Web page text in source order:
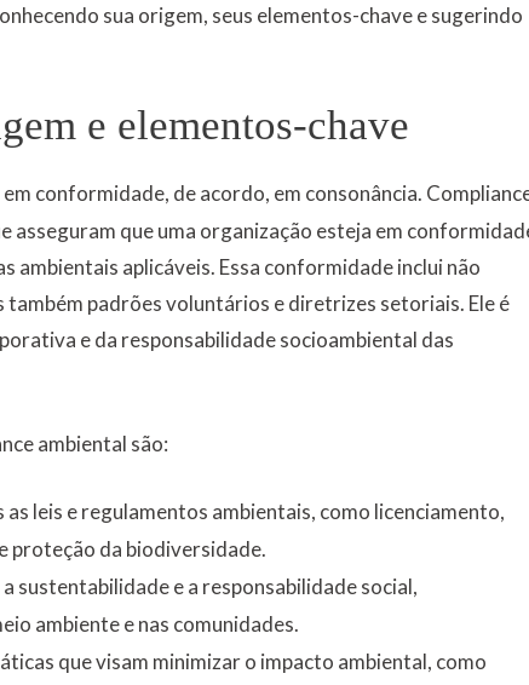
sua origem, seus elementos-chave e sugerindo
e elementos-chave
conformidade, de acordo, em consonância.
asseguram que uma organização esteja em
ambientais aplicáveis. Essa conformidade inclui não
também padrões voluntários e diretrizes setoriais. Ele é
e da responsabilidade socioambiental das
ambiental são:
leis e regulamentos ambientais, como licenciamento,
proteção da biodiversidade.
sustentabilidade e a responsabilidade social,
ambiente e nas comunidades.
que visam minimizar o impacto ambiental, como